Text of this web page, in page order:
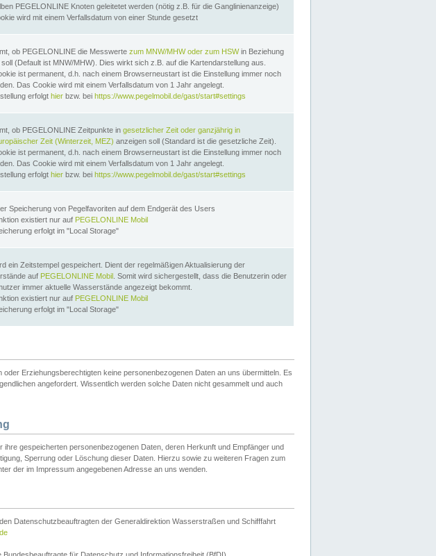
PEGELONLINE Knoten geleitetet werden (nötig z.B. für die Ganglinienanzeige)
wird mit einem Verfallsdatum von einer Stunde gesetzt
ob PEGELONLINE die Messwerte zum MNW/MHW oder zum HSWin Beziehung
(Default ist MNW/MHW). Dies wirkt sich z.B. auf die Kartendarstellung aus.
ist permanent, d.h. nach einem Browserneustart ist die Einstellung immer noch
Das Cookie wird mit einem Verfallsdatum von 1 Jahr angelegt.
erfolgt hier bzw. bei https://www.pegelmobil.de/gast/start#settings
ob PEGELONLINE Zeitpunkte in gesetzlicher Zeit oder ganzjährig in
Zeit (Winterzeit, MEZ) anzeigen soll (Standard ist die gesetzliche Zeit).
ist permanent, d.h. nach einem Browserneustart ist die Einstellung immer noch
Das Cookie wird mit einem Verfallsdatum von 1 Jahr angelegt.
erfolgt hier bzw. bei https://www.pegelmobil.de/gast/start#settings
Speicherung von Pegelfavoriten auf dem Endgerät des Users
existiert nur auf PEGELONLINE Mobil
erfolgt im "Local Storage"
ein Zeitstempel gespeichert. Dient der regelmäßigen Aktualisierung der
auf PEGELONLINE Mobil . Somit wird sichergestellt, dass die Benutzerin oder
immer aktuelle Wasserstände angezeigt bekommt.
existiert nur auf PEGELONLINE Mobil
erfolgt im "Local Storage"
Erziehungsberechtigten keine personenbezogenen Daten an uns übermitteln. Es
angefordert. Wissentlich werden solche Daten nicht gesammelt und auch
gespeicherten personenbezogenen Daten, deren Herkunft und Empfänger und
Sperrung oder Löschung dieser Daten. Hierzu sowie zu weiteren Fragen zum
der im Impressum angegebenen Adresse an uns wenden.
Datenschutzbeauftragten der Generaldirektion Wasserstraßen und Schifffahrt